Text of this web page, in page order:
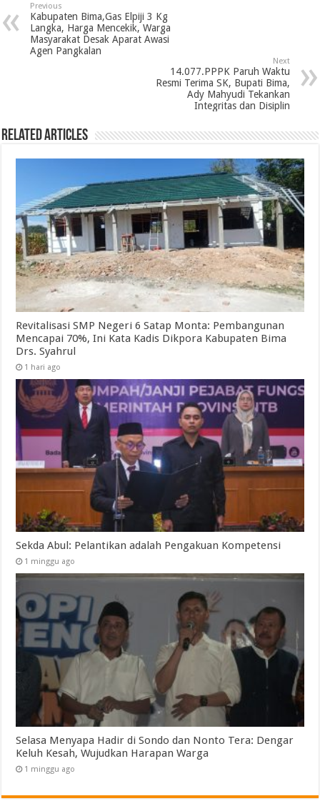
Previous
Kabupaten Bima,Gas Elpiji 3 Kg
Langka, Harga Mencekik, Warga
Masyarakat Desak Aparat Awasi
Agen Pangkalan
Next
14.077.PPPK Paruh Waktu
Resmi Terima SK, Bupati Bima,
Ady Mahyudi Tekankan
Integritas dan Disiplin
Related Articles
Revitalisasi SMP Negeri 6 Satap Monta: Pembangunan
Mencapai 70%, Ini Kata Kadis Dikpora Kabupaten Bima
Drs. Syahrul
1 hari ago
Sekda Abul: Pelantikan adalah Pengakuan Kompetensi
1 minggu ago
Selasa Menyapa Hadir di Sondo dan Nonto Tera: Dengar
Keluh Kesah, Wujudkan Harapan Warga
1 minggu ago